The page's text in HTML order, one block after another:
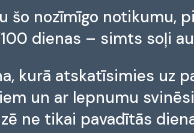
šo nozīmīgo notikumu,
dienas – simts soļi
kurā atskatīsimies uz
un ar lepnumu
ne tikai pavadītās